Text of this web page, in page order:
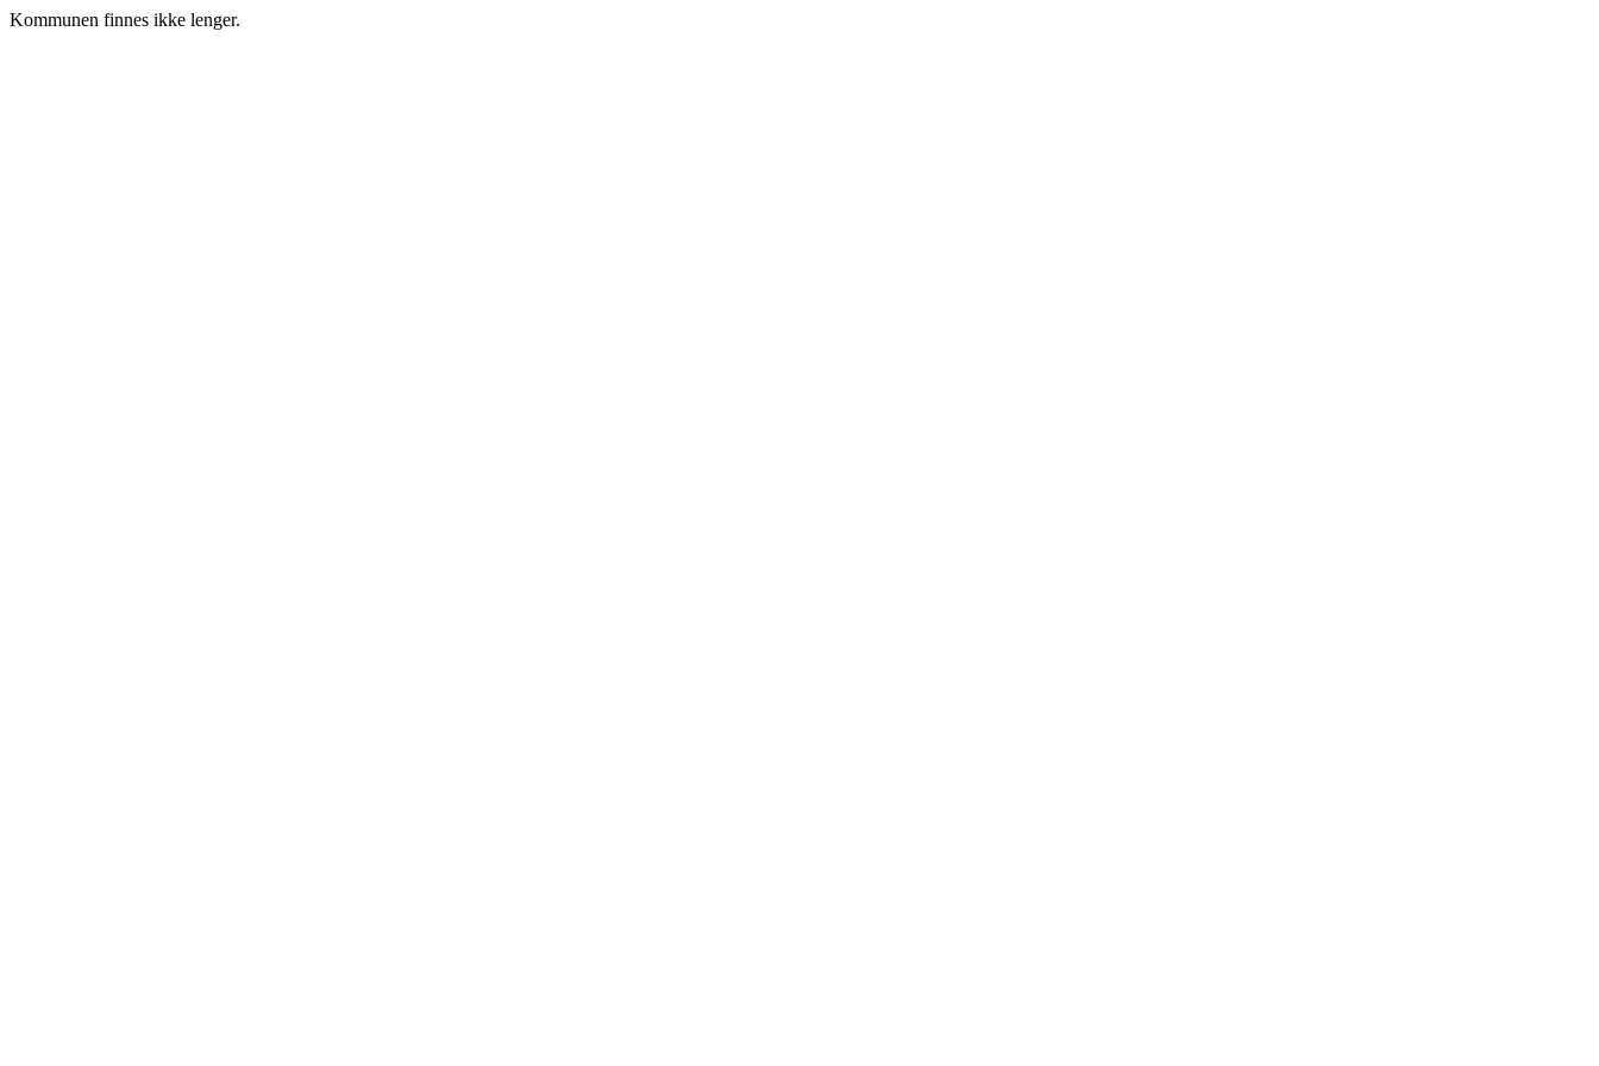
Kommunen finnes ikke lenger.